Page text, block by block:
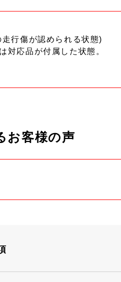
行傷が認められる状態)
対応品が付属した状態。
お客様の声